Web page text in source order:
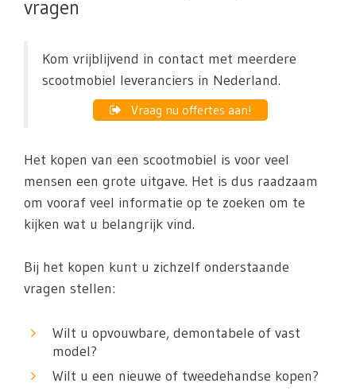
vragen
Kom vrijblijvend in contact met meerdere
scootmobiel leveranciers in Nederland.
Vraag nu offertes aan!
Het kopen van een scootmobiel is voor veel
mensen een grote uitgave. Het is dus raadzaam
om vooraf veel informatie op te zoeken om te
kijken wat u belangrijk vind.
Bij het kopen kunt u zichzelf onderstaande
vragen stellen:
Wilt u opvouwbare, demontabele of vast
model?
Wilt u een nieuwe of tweedehandse kopen?